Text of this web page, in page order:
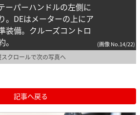
ーパーハンドルの左側に
。DEはメーターの上にア
装備。クルーズコントロ
(画像 No.14/22)
スクロールで次の写真へ
記事へ戻る